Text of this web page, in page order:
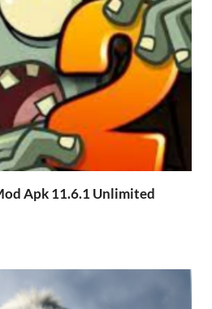
Apk 11.6.1 Unlimited